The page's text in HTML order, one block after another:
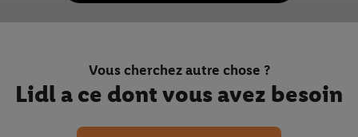
Vous cherchez autre chose ?
Lidl a ce dont vous avez besoin